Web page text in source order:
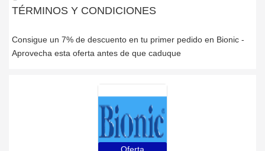
TÉRMINOS Y CONDICIONES
Consigue un 7% de descuento en tu primer pedido en Bionic -
Aprovecha esta oferta antes de que caduque